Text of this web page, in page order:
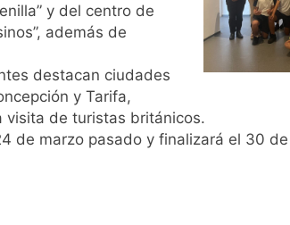
y del centro de
además de
destacan ciudades
y Tarifa,
visita de turistas británicos.
de marzo pasado y finalizará el 30